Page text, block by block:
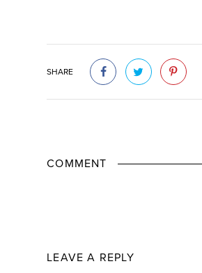
SHARE
COMMENT
LEAVE A REPLY